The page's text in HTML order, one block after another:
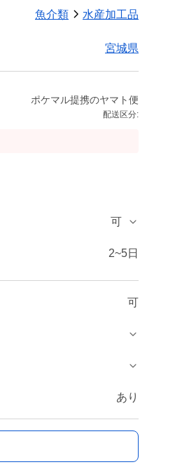
魚介類 水産加工品
宮城県
ポケマル提携のヤマト便
配送区分:
可
2~5日
可
あり